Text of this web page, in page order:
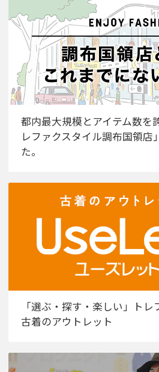
都内最大規模とアイテム数を
レファクスタイル調布国領店
た。
「選ぶ・探す・楽しい」ト
古着のアウトレット